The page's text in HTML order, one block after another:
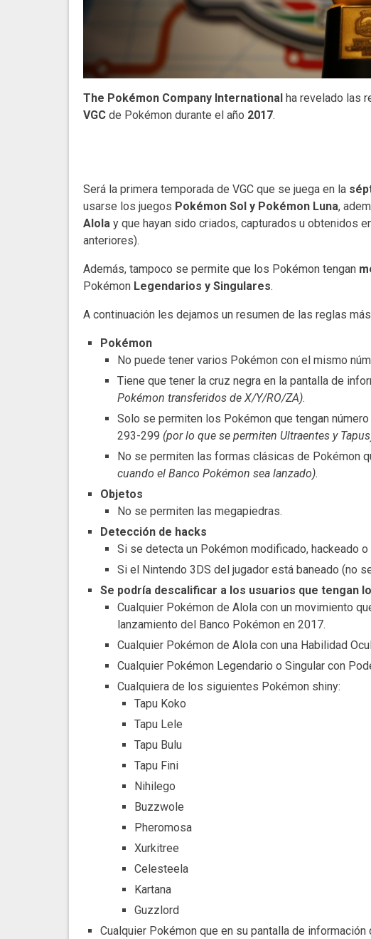
The Pokémon Company International ha revelado las
VGC de Pokémon durante el año 2017.
Será la primera temporada de VGC que se juega en la
usarse los juegos Pokémon Sol y Pokémon Luna,
Alola y que hayan sido criados, capturados u obtenidos
anteriores).
Además, tampoco se permite que los Pokémon tengan
Pokémon Legendarios y Singulares.
A continuación les dejamos un resumen de las reglas
Pokémon
No puede tener varios Pokémon con el mismo
Tiene que tener la cruz negra en la pantalla de
Pokémon transferidos de X/Y/RO/ZA).
Solo se permiten los Pokémon que tengan
293-299 (por lo que se permiten Ultraentes y
No se permiten las formas clásicas de Pokémon
cuando el Banco Pokémon sea lanzado).
Objetos
No se permiten las megapiedras.
Detección de hacks
Si se detecta un Pokémon modificado, hackeado
Si el Nintendo 3DS del jugador está baneado (no
Se podría descalificar a los usuarios que tengan
Cualquier Pokémon de Alola con un movimiento
lanzamiento del Banco Pokémon en 2017.
Cualquier Pokémon de Alola con una Habilidad
Cualquier Pokémon Legendario o Singular con
Cualquiera de los siguientes Pokémon shiny:
Tapu Koko
Tapu Lele
Tapu Bulu
Tapu Fini
Nihilego
Buzzwole
Pheromosa
Xurkitree
Celesteela
Kartana
Guzzlord
Cualquier Pokémon que en su pantalla de